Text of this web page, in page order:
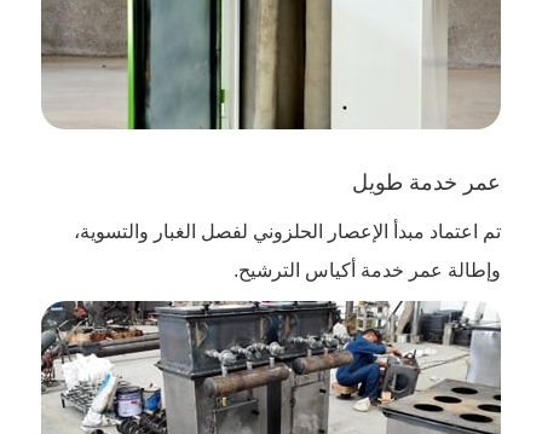
عمر خدمة طويل
تم اعتماد مبدأ الإعصار الحلزوني لفصل الغبار والتسوية،
وإطالة عمر خدمة أكياس الترشيح.